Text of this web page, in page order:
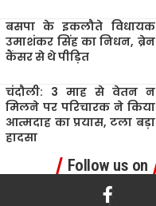
बसपा के इकलौते विधायक
उमाशंकर सिंह का निधन, ब्रेन
कैंसर से थे पीड़ित
चंदौली: 3 माह से वेतन न
मिलने पर परिचारक ने किया
आत्मदाह का प्रयास, टला बड़ा
हादसा
Follow us on